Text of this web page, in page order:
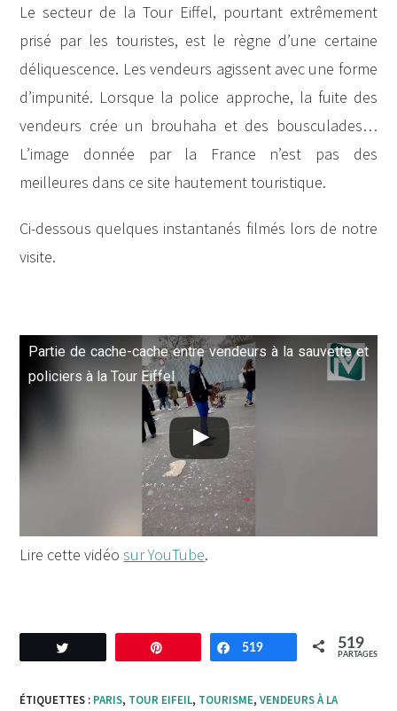
Le secteur de la Tour Eiffel, pourtant extrêmement
prisé par les touristes, est le règne d’une certaine
déliquescence. Les vendeurs agissent avec une forme
d’impunité. Lorsque la police approche, la fuite des
vendeurs crée un brouhaha et des bousculades…
L’image donnée par la France n’est pas des
meilleures dans ce site hautement touristique.
Ci-dessous quelques instantanés filmés lors de notre
visite.
Partie de cache-cache entre vendeurs à la sauvette et
policiers à la Tour Eiffel
Lire cette vidéosur YouTube.
Enregistrer Partagez
519 519
PARTAGES
ÉTIQUETTES : PARIS, TOUR EIFEIL, TOURISME, VENDEURS À LA